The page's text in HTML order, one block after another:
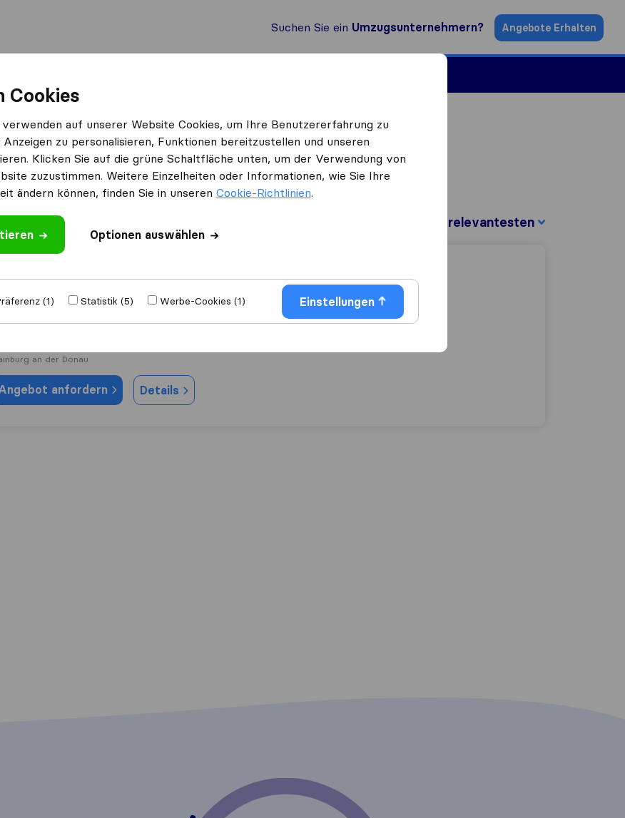
Suchen Sie ein Umzugsunternehmern? Angebote Erhalten
an der Donau
Donau
1
an der Donau
anfordern Details
Cookies
auf unserer Website Cookies, um Ihre Benutzererfahrung zu
zu personalisieren, Funktionen bereitzustellen und unseren
Klicken Sie auf die grüne Schaltfläche unten, um der Verwendung von
zuzustimmen. Weitere Einzelheiten oder Informationen, wie Sie Ihre
ändern können, finden Sie in unseren Cookie-Richtlinien.
Optionen auswählen
(1) Statistik (5) Werbe-Cookies (1) Einstellungen